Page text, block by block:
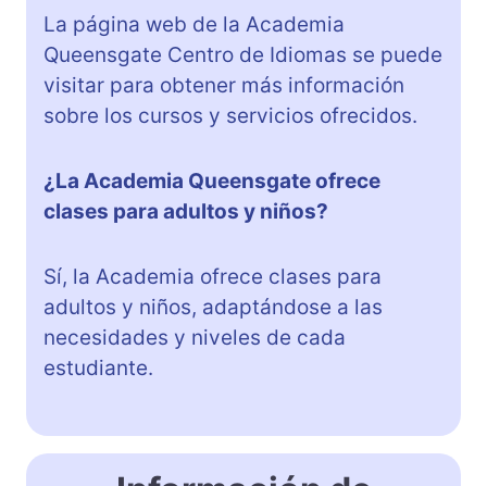
La página web de la Academia
Queensgate Centro de Idiomas se puede
visitar para obtener más información
sobre los cursos y servicios ofrecidos.
¿La Academia Queensgate ofrece
clases para adultos y niños?
Sí, la Academia ofrece clases para
adultos y niños, adaptándose a las
necesidades y niveles de cada
estudiante.